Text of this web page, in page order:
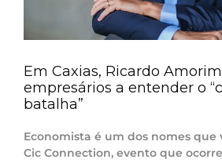
Em Caxias, Ricardo
empresários a entender o
batalha”
Economista é um dos nomes
Cic Connection, evento que